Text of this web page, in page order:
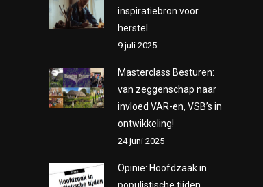
inspiratiebron voor
herstel
9 juli 2025
Masterclass Besturen:
van zeggenschap naar
invloed VAR-en, VSB’s in
ontwikkeling!
24 juni 2025
Opinie: Hoofdzaak in
populistische tijden